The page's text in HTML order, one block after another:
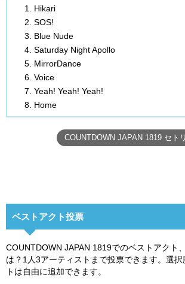
Hikari
SOS!
Blue Nude
Saturday Night Apollo
MirrorDance
Voice
Yeah! Yeah! Yeah!
Home
COUNTDOWN JAPAN 1819 セト
ベストアクト投票
COUNTDOWN JAPAN 1819でのベストアクト
は？1人3アーティストまで投票できます。選
トは自由に追加できます。